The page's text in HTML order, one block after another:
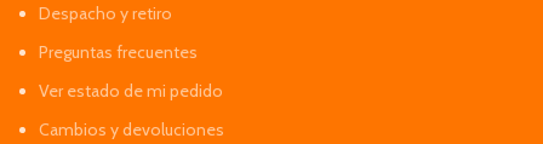
Despacho y retiro
Preguntas frecuentes
Ver estado de mi pedido
Cambios y devoluciones